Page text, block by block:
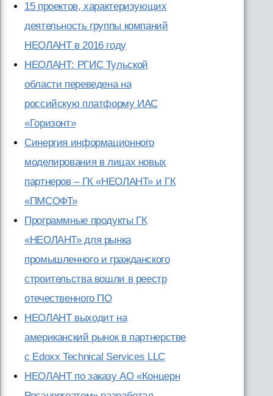
15 проектов, характеризующих
деятельность группы компаний
НЕОЛАНТ в 2016 году
НЕОЛАНТ: РГИС Тульской
области переведена на
российскую платформу ИАС
«Горизонт»
Синергия информационного
моделирования в лицах новых
партнеров – ГК «НЕОЛАНТ» и ГК
«ПМСОФТ»
Программные продукты ГК
«НЕОЛАНТ» для рынка
промышленного и гражданского
строительства вошли в реестр
отечественного ПО
НЕОЛАНТ выходит на
американский рынок в партнерстве
с Edoxx Technical Services LLC
НЕОЛАНТ по заказу АО «Концерн